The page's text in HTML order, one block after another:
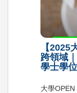
【2025
跨領域
學士學
大學OPEN